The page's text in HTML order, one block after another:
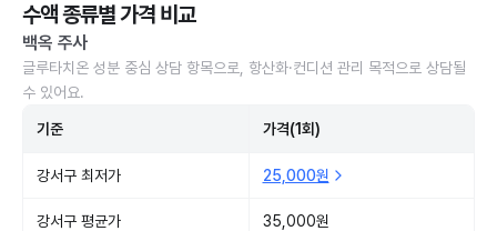
수액 종류별 가격 비교
백옥 주사
글루타치온 성분 중심 상담 항목으로, 항산화·컨디션 관리 목적으로 상담될
수 있어요.
기준 가격(1회)
강서구 최저가 25,000원
강서구 평균가 35,000원